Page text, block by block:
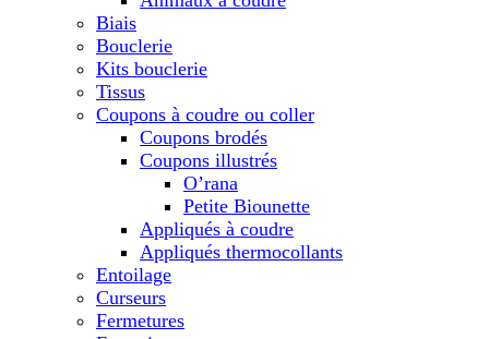
Biais
Bouclerie
Kits bouclerie
Tissus
Coupons à coudre ou coller
Coupons brodés
Coupons illustrés
O’rana
Petite Biounette
Appliqués à coudre
Appliqués thermocollants
Entoilage
Curseurs
Fermetures